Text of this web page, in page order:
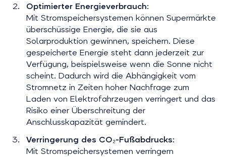
Optimierter Energieverbrauch:
Mit Stromspeichersystemen können Supermärkte
überschüssige Energie, die sie aus
Solarproduktion gewinnen, speichern. Diese
gespeicherte Energie steht dann jederzeit zur
Verfügung, beispielsweise wenn die Sonne nicht
scheint. Dadurch wird die Abhängigkeit vom
Stromnetz in Zeiten hoher Nachfrage zum
Laden von Elektrofahrzeugen verringert und das
Risiko einer Überschreitung der
Anschlusskapazität gemindert.
Verringerung des CO₂-Fußabdrucks:
Mit Stromspeichersystemen verringern